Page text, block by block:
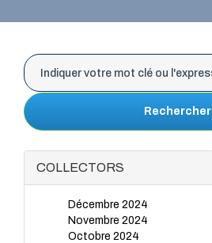
Rechercher
COLLECTORS
Décembre 2024
Novembre 2024
Octobre 2024